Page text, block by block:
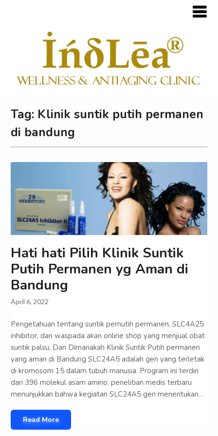
Tag: Klinik suntik putih permanen
di bandung
Hati hati Pilih Klinik Suntik
Putih Permanen yg Aman di
Bandung
April 6, 2022
Pengetahuan tentang suntik pemutih permanen, SLC4A25
inhibitor, dan waspada akan online shop yang menjual obat
suntik palsu, Dan Dimanakah Klinik Suntik Putih permanen
yang aman di Bandung SLC24A5 adalah gen yang terletak
di kromosom 15 dalam tubuh manusia. Program ini terdiri
dari 396 molekul asam amino. penelitian medis terbaru
menunjukkan bahwa kegiatan SLC24A5 gen menentukan…
Read More